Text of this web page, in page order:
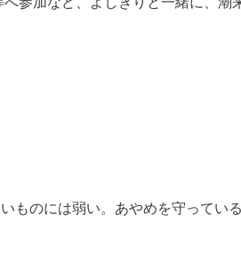
ものには弱い。あやめを守ってい